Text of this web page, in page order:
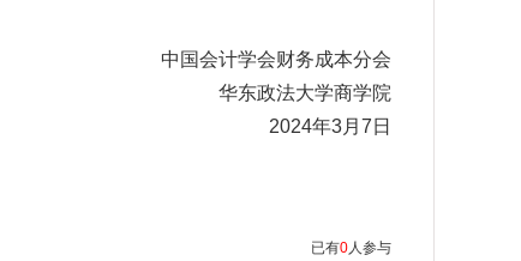
中国会计学会财务成本分会
华东政法大学商学院
2024年3月7日
已有0人参与